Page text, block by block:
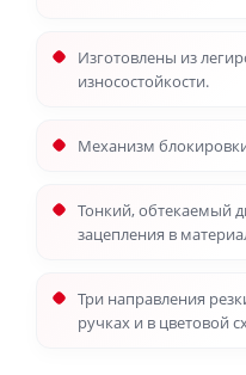
Изготовлены из
износостойкости.
Механизм
Тонкий, обтекаемый
зацепления в
Три направления
ручках и в цветовой